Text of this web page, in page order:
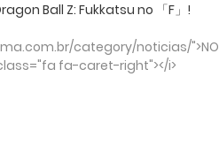
Ball Z: Fukkatsu no 「F」!
category/noticias/
fa-caret-right"></i>